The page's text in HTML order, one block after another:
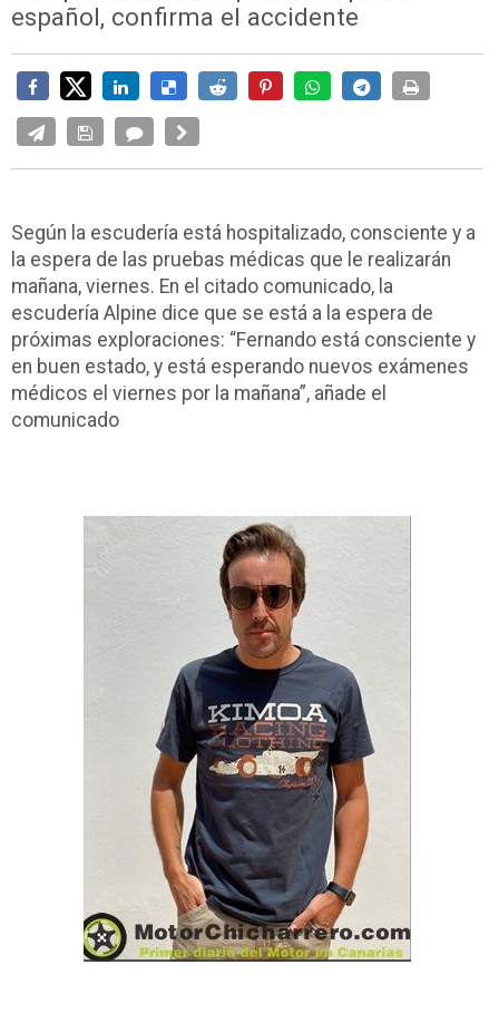
español, confirma el accidente
Según la escudería está hospitalizado, consciente y a
la espera de las pruebas médicas que le realizarán
mañana, viernes. En el citado comunicado, la
escudería Alpine dice que se está a la espera de
próximas exploraciones: “Fernando está consciente y
en buen estado, y está esperando nuevos exámenes
médicos el viernes por la mañana”, añade el
comunicado